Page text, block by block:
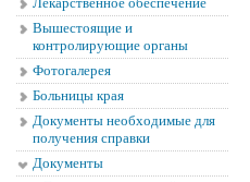
Вышестоящие и
контролирующие органы
Фотогалерея
Больницы края
Документы необходимые для
получения справки
Документы